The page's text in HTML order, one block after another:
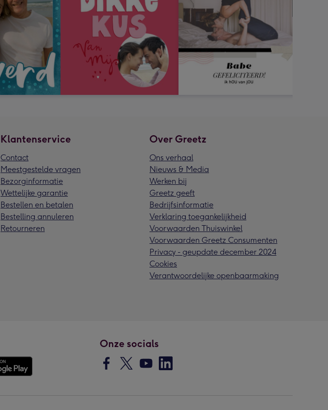
Klantenservice
Contact
Meestgestelde vragen
Bezorginformatie
Wettelijke garantie
Bestellen en betalen
Bestelling annuleren
Retourneren
Over Greetz
Ons verhaal
Nieuws & Media
Werken bij
Greetz geeft
Bedrijfsinformatie
Verklaring toegankelijkheid
Voorwaarden Thuiswinkel
Voorwaarden Greetz Consumenten
Privacy - geupdate december 2024
Cookies
Verantwoordelijke openbaarmaking
Onze socials